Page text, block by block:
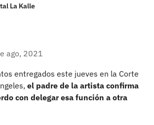
La Kalle
ago, 2021
entregados este jueves en la Corte
el padre de la artista confirma
con delegar esa función a otra